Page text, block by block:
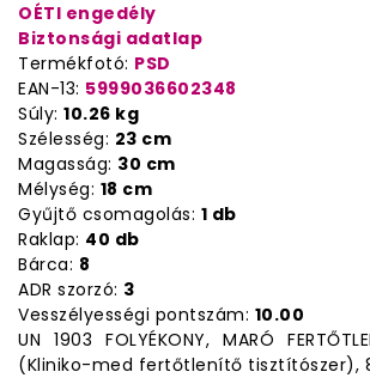
OÉTI engedély
Biztonsági adatlap
Termékfotó: PSD
EAN-13: 5999036602348
Súly: 10.26 kg
Szélesség: 23 cm
Magasság: 30 cm
Mélység: 18 cm
Gyűjtő csomagolás: 1 db
Raklap: 40 db
Bárca: 8
ADR szorzó: 3
Vesszélyességi pontszám: 10.00
UN 1903 FOLYÉKONY, MARÓ
(Kliniko-med fertőtlenítő tisztítószer),